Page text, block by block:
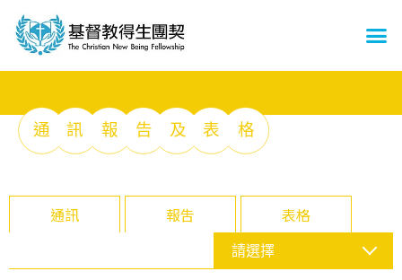
通 訊 及
報 告 表 格
通訊 報吿 表格
請選擇